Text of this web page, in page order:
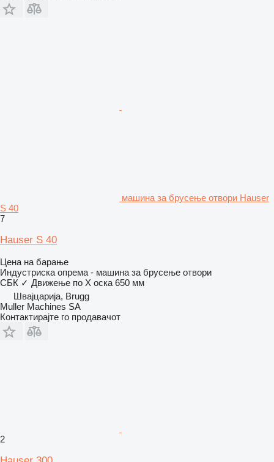
машина за брусење отвори Hauser
S 40
7
Hauser S 40
Цена на барање
Индустриска опрема - машина за брусење отвори
СБК ✓ Движење по Х оска 650 мм
Швајцарија, Brugg
Muller Machines SA
Контактирајте го продавачот
2